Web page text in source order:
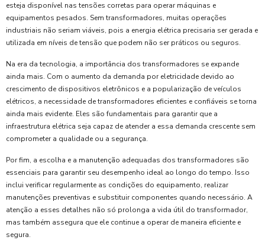
esteja disponível nas tensões corretas para operar máquinas e
equipamentos pesados. Sem transformadores, muitas operações
industriais não seriam viáveis, pois a energia elétrica precisaria ser gerada e
utilizada em níveis de tensão que podem não ser práticos ou seguros.
Na era da tecnologia, a importância dos transformadores se expande
ainda mais. Com o aumento da demanda por eletricidade devido ao
crescimento de dispositivos eletrônicos e a popularização de veículos
elétricos, a necessidade de transformadores eficientes e confiáveis se torna
ainda mais evidente. Eles são fundamentais para garantir que a
infraestrutura elétrica seja capaz de atender a essa demanda crescente sem
comprometer a qualidade ou a segurança.
Por fim, a escolha e a manutenção adequadas dos transformadores são
essenciais para garantir seu desempenho ideal ao longo do tempo. Isso
inclui verificar regularmente as condições do equipamento, realizar
manutenções preventivas e substituir componentes quando necessário. A
atenção a esses detalhes não só prolonga a vida útil do transformador,
mas também assegura que ele continue a operar de maneira eficiente e
segura.